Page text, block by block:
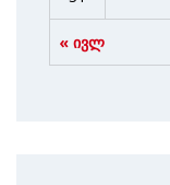
« ივლ